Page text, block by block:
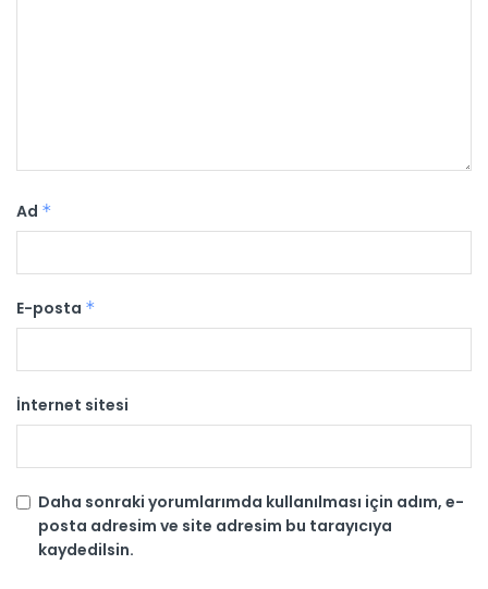
Ad *
E-posta *
İnternet sitesi
Daha sonraki yorumlarımda kullanılması için adım, e-
posta adresim ve site adresim bu tarayıcıya
kaydedilsin.